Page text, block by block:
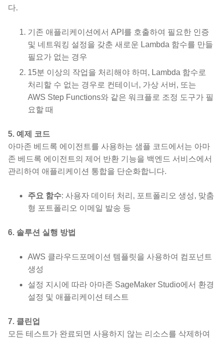
다.
기존 애플리케이션에서 API를 호출하여 필요한 인증
및 네트워킹 설정을 갖춘 새로운 Lambda 함수를 만들
필요가 없는 경우
15분 이상의 작업을 처리해야 하며, Lambda 함수로
처리할 수 없는 경우로 컨테이너, 가상 서버, 또는
AWS Step Functions와 같은 워크플로 조정 도구가 필
요할 때
5. 예제 코드
아마존 베드록 에이전트를 사용하는 샘플 코드에서는 아마
존 베드록 에이전트의 제어 반환 기능을 백엔드 서비스에서
관리하여 애플리케이션 통합을 단순화합니다.
주요 함수: 사용자 데이터 처리, 포트폴리오 생성, 맞춤
형 포트폴리오 이메일 발송 등
6. 솔루션 실행 방법
AWS 클라우드포메이션 템플릿을 사용하여 컴포넌트
생성
설정 지시에 따라 아마존 SageMaker Studio에서 환경
설정 및 애플리케이션 테스트
7. 클린업
모든 테스트가 완료되면 사용하지 않는 리소스를 삭제하여